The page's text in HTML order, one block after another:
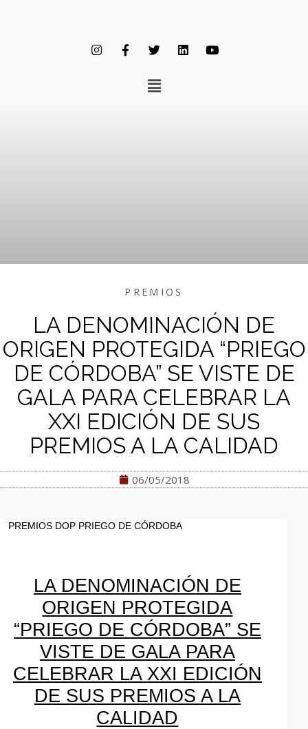
PREMIOS
LA DENOMINACIÓN DE
ORIGEN PROTEGIDA “PRIEGO
DE CÓRDOBA” SE VISTE DE
GALA PARA CELEBRAR LA
XXI EDICIÓN DE SUS
PREMIOS A LA CALIDAD
06/05/2018
PREMIOS DOP PRIEGO DE CÓRDOBA
LA DENOMINACIÓN DE
ORIGEN PROTEGIDA
“PRIEGO DE CÓRDOBA” SE
VISTE DE GALA PARA
CELEBRAR LA XXI EDICIÓN
DE SUS PREMIOS A LA
CALIDAD